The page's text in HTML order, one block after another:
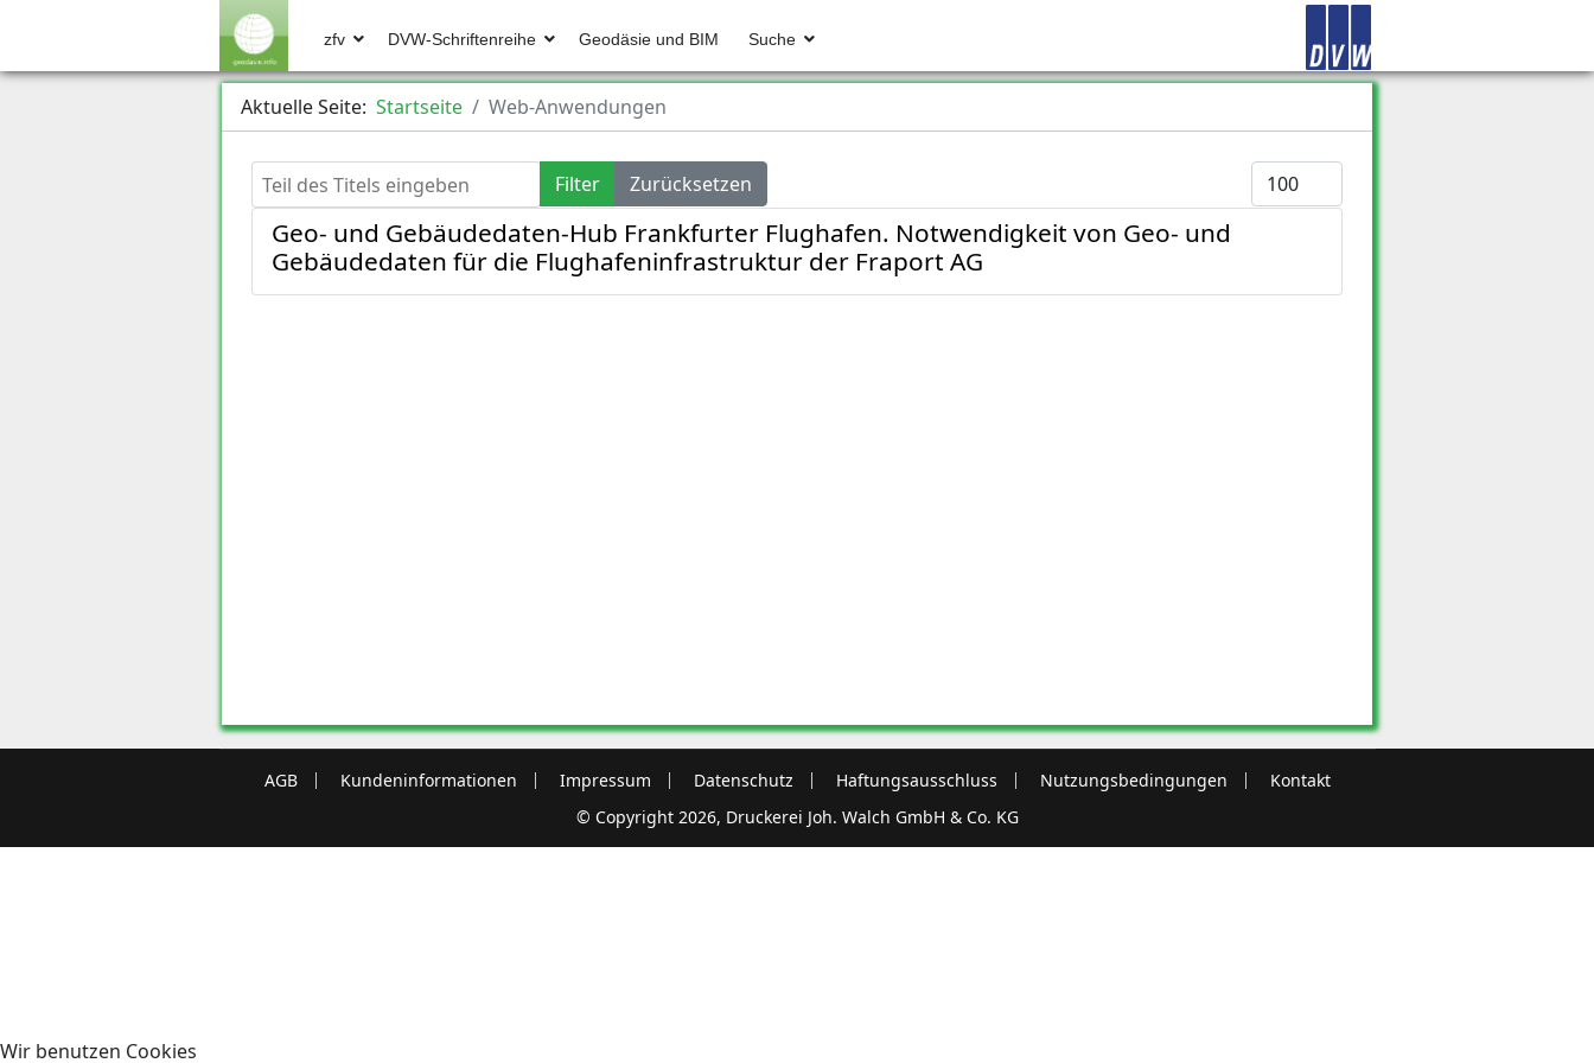
zfv DVW-Schriftenreihe Geodäsie und BIM Suche
Aktuelle Seite: Startseite Web-Anwendungen
Teil des Titels eingeben Filter Zurücksetzen Anzeige #
Geo- und Gebäudedaten‑Hub Frankfurter Flughafen. Notwendigkeit von Geo- und
Gebäudedaten für die Flughafeninfrastruktur der Fraport AG
AGB Kundeninformationen Impressum Datenschutz Haftungsausschluss Nutzungsbedingungen
Kontakt
© Copyright 2026, Druckerei Joh. Walch GmbH & Co. KG
Wir benutzen Cookies